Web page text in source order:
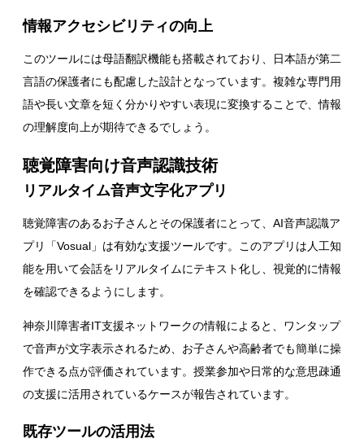
情報アクセシビリティの向上
このツールには母語翻訳機能も搭載されており、日本語が第二
言語の保護者にも配慮した設計となっています。複雑な専門用
語や長い文章を短く分かりやすい表現に変換することで、情報
の理解度向上が期待できるでしょう。
聴覚障害向け音声認識技術
リアルタイム音声文字化アプリ
聴覚障害のあるお子さんとその保護者にとって、AI音声認識ア
プリ「Vosual」は有効な支援ツールです。このアプリは人工知
能を用いて会話をリアルタイムにテキスト化し、視覚的に情報
を確認できるようにします。
神奈川障害者IT支援ネットワークの情報によると、ワンタップ
で音声が文字表示されるため、お子さんや高齢者でも簡単に操
作できる点が評価されています。授業参加や日常的な意思疎通
の支援に活用されているケースが報告されています。
既存ツールの活用法